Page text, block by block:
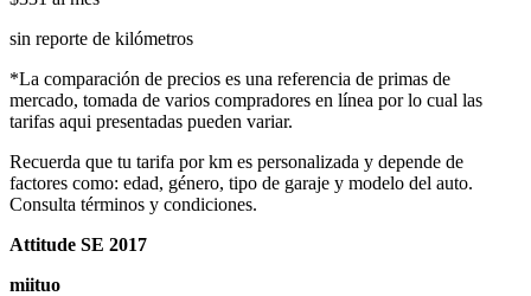
sin reporte de kilómetros
*La comparación de precios es una referencia de primas de
mercado, tomada de varios compradores en línea por lo cual las
tarifas aqui presentadas pueden variar.
Recuerda que tu tarifa por km es personalizada y depende de
factores como: edad, género, tipo de garaje y modelo del auto.
Consulta términos y condiciones.
Attitude SE 2017
miituo